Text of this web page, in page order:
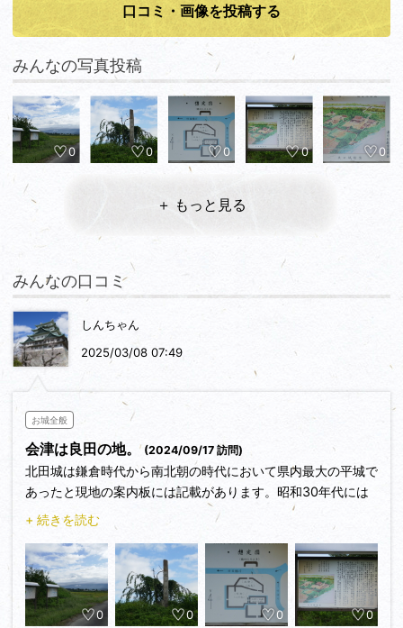
口コミ・画像を投稿する
みんなの写真投稿
0 0 0 0 0
＋ もっと見る
みんなの口コミ
しんちゃん
2025/03/08 07:49
お城全般
会津は良田の地。 (2024/09/17 訪問)
北田城は鎌倉時代から南北朝の時代において県内最大の平城で
あったと現地の案内板には記載があります。昭和30年代には
土塁などの遺構は、ほとんど取り崩され現在は案内板と石碑が
残るのみです。本丸の西手から北側一帯に二の丸が配され、そ
の北側に北丸（北郭）が配され、北と東は旧湯川が天然の堀の
役割をしていたようです。
会津を走って見て感じるのは、この一帯は良い米どころで収穫
の時期の近づいてきた田がたくさんあることです。猪苗代湖も
+ 続きを読む
0 0 0 0